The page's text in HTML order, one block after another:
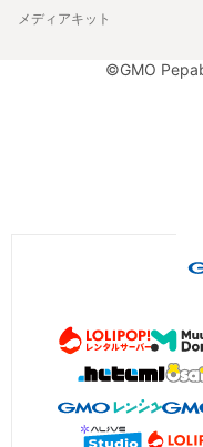
メディアキット
©GMO